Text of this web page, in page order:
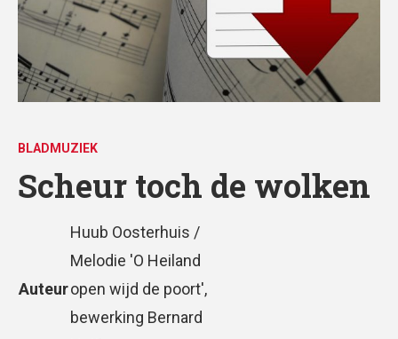
BLADMUZIEK
Scheur toch de wolken
Auteur
Huub Oosterhuis /
Melodie 'O Heiland
open wijd de poort',
bewerking Bernard